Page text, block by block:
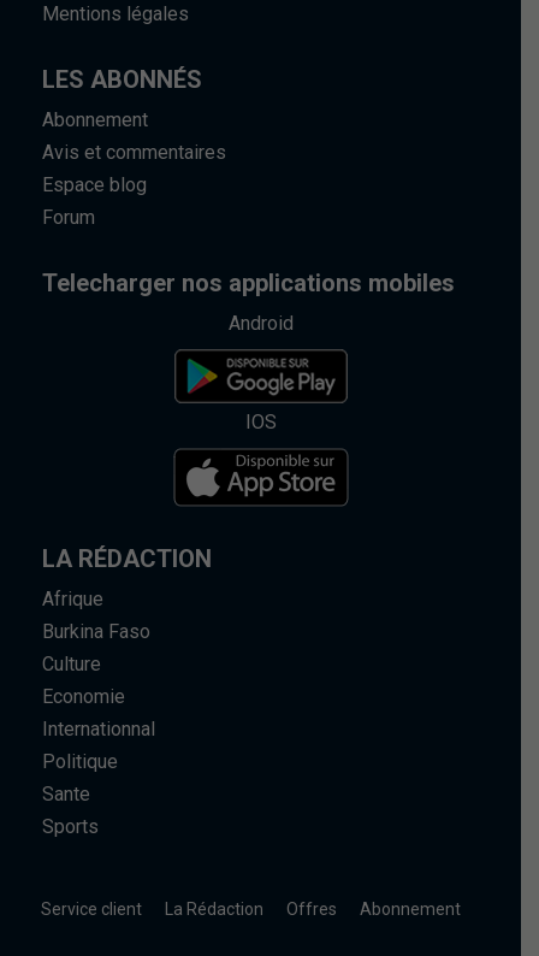
Mentions légales
LES ABONNÉS
Abonnement
Avis et commentaires
Espace blog
Forum
Telecharger nos applications mobiles
Android
IOS
LA RÉDACTION
Afrique
Burkina Faso
Culture
Economie
Internationnal
Politique
Sante
Sports
Service client La Rédaction Offres Abonnement